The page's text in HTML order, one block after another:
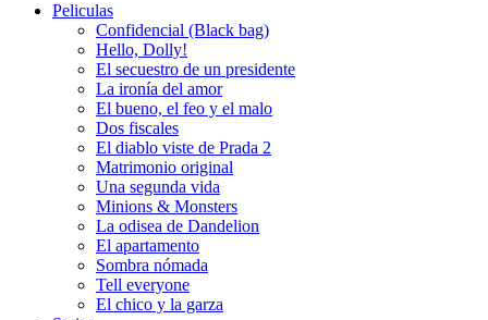
Peliculas
Confidencial (Black bag)
Hello, Dolly!
El secuestro de un presidente
La ironía del amor
El bueno, el feo y el malo
Dos fiscales
El diablo viste de Prada 2
Matrimonio original
Una segunda vida
Minions & Monsters
La odisea de Dandelion
El apartamento
Sombra nómada
Tell everyone
El chico y la garza